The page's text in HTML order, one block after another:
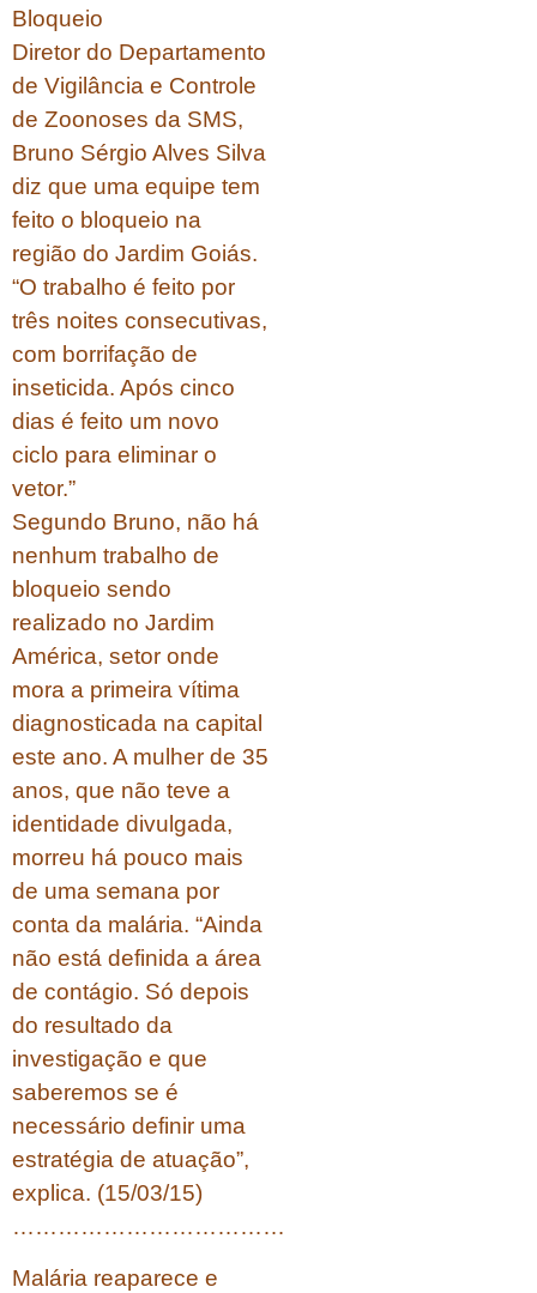
Bloqueio
Diretor do Departamento
de Vigilância e Controle
de Zoonoses da SMS,
Bruno Sérgio Alves Silva
diz que uma equipe tem
feito o bloqueio na
região do Jardim Goiás.
“O trabalho é feito por
três noites consecutivas,
com borrifação de
inseticida. Após cinco
dias é feito um novo
ciclo para eliminar o
vetor.”
Segundo Bruno, não há
nenhum trabalho de
bloqueio sendo
realizado no Jardim
América, setor onde
mora a primeira vítima
diagnosticada na capital
este ano. A mulher de 35
anos, que não teve a
identidade divulgada,
morreu há pouco mais
de uma semana por
conta da malária. “Ainda
não está definida a área
de contágio. Só depois
do resultado da
investigação e que
saberemos se é
necessário definir uma
estratégia de atuação”,
explica. (15/03/15)
………………………………
Malária reaparece e